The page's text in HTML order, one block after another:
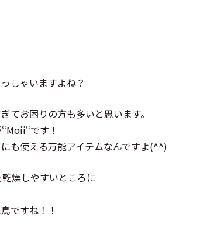
しゃいますよね？
てお困りの方も多いと思います。
です！
も使える万能アイテムなんですよ(^^)
燥しやすいところに
ですね！！